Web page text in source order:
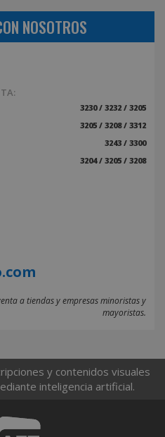
NOSOTROS
3230 / 3232 / 3205
3205 / 3208 / 3312
3243 / 3300
3204 / 3205 / 3208
a tiendas y empresas minoristas y
mayoristas.
y contenidos visuales
inteligencia artificial.